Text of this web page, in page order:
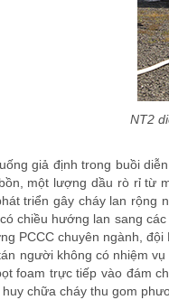
NT2
giả định trong buồi
một lượng dầu rò rỉ từ
triển gây cháy lan rộng
chiều hướng lan sang
PCCC chuyên ngành,
người không có nhiệm
foam trực tiếp vào đám
chữa cháy thu gom